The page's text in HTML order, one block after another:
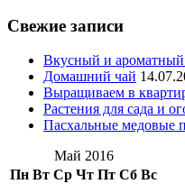
Свежие записи
Вкусный и
Домашний чай
Выращиваем в
Растения для сада и
Пасхальные медовые
Май 2016
Пн Вт Ср Чт Пт Сб Вс